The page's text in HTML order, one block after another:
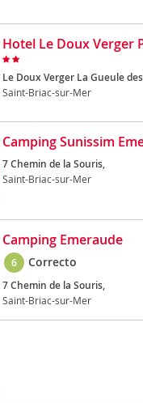
Hotel Le Doux Verger
Le Doux Verger La Gueule
Saint-Briac-sur-Mer
Camping Sunissim
7 Chemin de la Souris,
Saint-Briac-sur-Mer
Camping Emeraude
6 Correcto
7 Chemin de la Souris,
Saint-Briac-sur-Mer